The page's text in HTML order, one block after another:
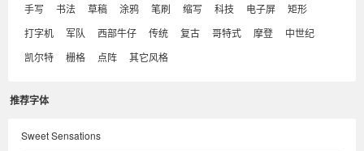
手写
书法 草稿 涂鸦 笔刷 缩写 科技 电子屏
矩形
打字机
军队 西部牛仔 传统 复古 哥特式 摩登
中世纪
凯尔特
栅格 点阵 其它风格
推荐字体
Sweet Sensations